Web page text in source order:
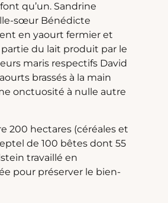
qu’un. Sandrine
sœur Bénédicte
en yaourt fermier et
du lait produit par le
maris respectifs David
brassés à la main
onctuosité à nulle autre
200 hectares (céréales et
de 100 bêtes dont 55
travaillé en
pour préserver le bien-